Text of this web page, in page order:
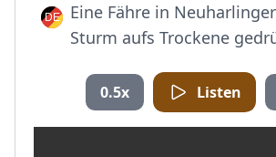
Eine Fähre in
Sturm aufs Trockene
0.5x Listen